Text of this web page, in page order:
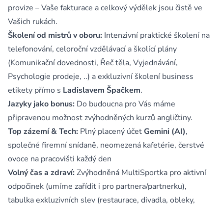
provize – Vaše fakturace a celkový výdělek jsou čistě ve
Vašich rukách.
Školení od mistrů v oboru: Intenzivní praktické školení na
telefonování, celoroční vzdělávací a školící plány
(Komunikační dovednosti, Řeč těla, Vyjednávání,
Psychologie prodeje, ..) a exkluzivní školení business
etikety přímo s Ladislavem Špačkem.
Jazyky jako bonus: Do budoucna pro Vás máme
připravenou možnost zvýhodněných kurzů angličtiny.
Top zázemí & Tech: Plný placený účet Gemini (AI),
společné firemní snídaně, neomezená kafetérie, čerstvé
ovoce na pracovišti každý den
Volný čas a zdraví: Zvýhodněná MultiSportka pro aktivní
odpočinek (umíme zařídit i pro partnera/partnerku),
tabulka exkluzivních slev (restaurace, divadla, obleky,